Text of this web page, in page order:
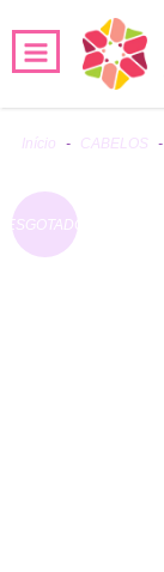
Início - CABELOS -
ESGOTADO